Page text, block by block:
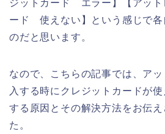
ジットカード エラー】【アット
ード 使えない】という感じで各
のだと思います。
なので、こちらの記事では、ア
入する時にクレジットカードが
する原因とその解決方法をお伝
た。